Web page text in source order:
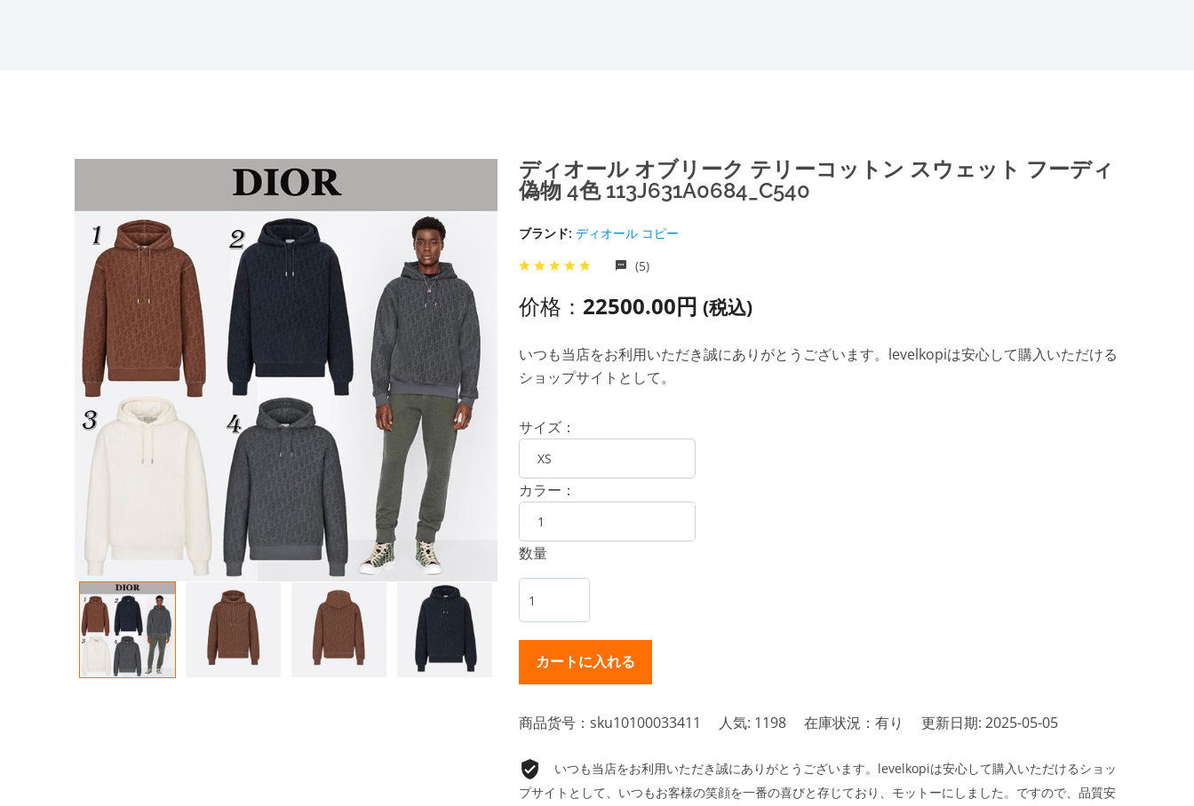
ディオール オブリーク テリーコットン スウェット フーディ
偽物 4色 113J631A0684_C540
ブランド: ディオール コピー
(5)
价格： 22500.00円 (税込)
いつも当店をお利用いただき誠にありがとうございます。levelkopiは安心して購入いただける
ショップサイトとして。
サイズ：
カラー：
数量
商品货号：sku10100033411 人気: 1198 在庫状況：有り 更新日期: 2025-05-05
いつも当店をお利用いただき誠にありがとうございます。levelkopiは安心して購入いただけるショッ
プサイトとして、いつもお客様の笑顔を一番の喜びと存じており、モットーにしました。ですので、品質安